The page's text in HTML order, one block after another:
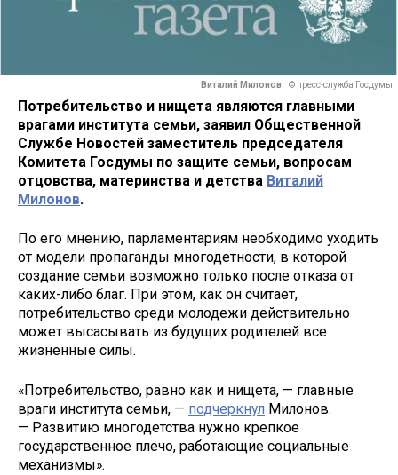
Виталий Милонов. © пресс-служба Госдумы
Потребительство и нищета являются главными
врагами института семьи, заявил Общественной
Службе Новостей заместитель председателя
Комитета Госдумы по защите семьи, вопросам
отцовства, материнства и детства Виталий
Милонов.
По его мнению, парламентариям необходимо уходить
от модели пропаганды многодетности, в которой
создание семьи возможно только после отказа от
каких-либо благ. При этом, как он считает,
потребительство среди молодежи действительно
может высасывать из будущих родителей все
жизненные силы.
«Потребительство, равно как и нищета, — главные
враги института семьи, — подчеркнул Милонов.
— Развитию многодетства нужно крепкое
государственное плечо, работающие социальные
механизмы».